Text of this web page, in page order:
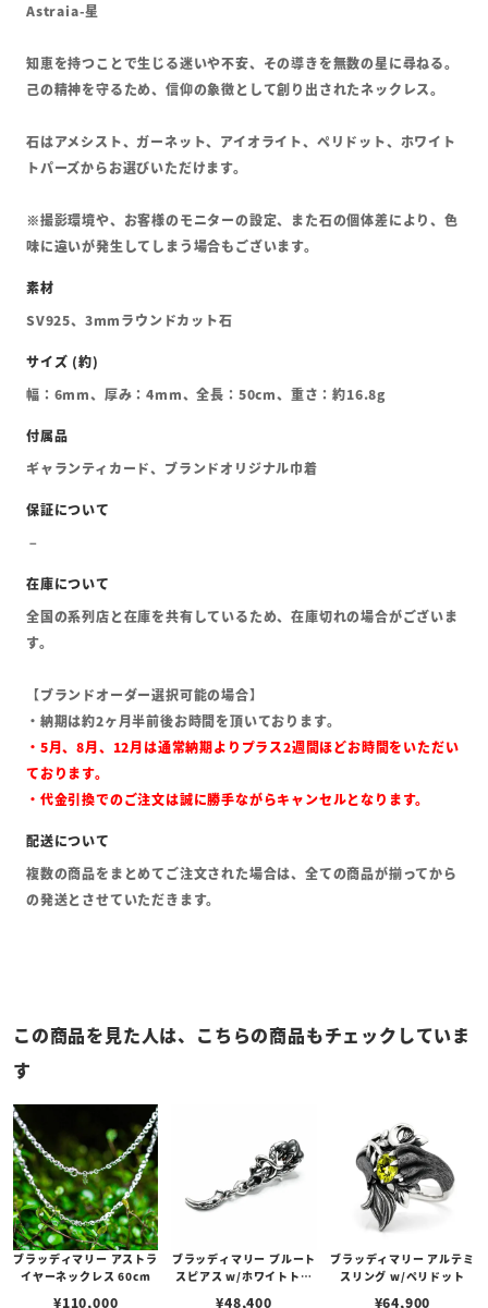
Astraia-星
知恵を持つことで生じる迷いや不安、その導きを無数の星に尋ねる。
己の精神を守るため、信仰の象徴として創り出されたネックレス。
石はアメシスト、ガーネット、アイオライト、ペリドット、ホワイト
トパーズからお選びいただけます。
※撮影環境や、お客様のモニターの設定、また石の個体差により、色
味に違いが発生してしまう場合もございます。
SV925、3mmラウンドカット石
幅：6mm、厚み：4mm、全長：50cm、重さ：約16.8g
ギャランティカード、ブランドオリジナル巾着
全国の系列店と在庫を共有しているため、在庫切れの場合がございま
す。
【ブランドオーダー選択可能の場合】
・納期は約2ヶ月半前後お時間を頂いております。
・5月、8月、12月は通常納期よりプラス2週間ほどお時間をいただい
ております。
・代金引換でのご注文は誠に勝手ながらキャンセルとなります。
複数の商品をまとめてご注文された場合は、全ての商品が揃ってから
の発送とさせていただきます。
この商品を見た人は、こちらの商品もチェックしていま
す
ブラッディマリー アストラ
イヤーネックレス 60cm
¥110,000
ブラッディマリー プルート
スピアス w/ホワイトトパ
¥48,400
ブラッディマリー アルテミ
スリング w/ペリドット
¥64,900